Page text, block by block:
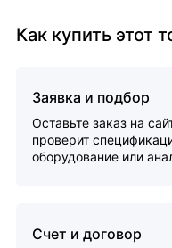
Как купить этот
Заявка и подбор
Оставьте заказ на
проверит
оборудование или
Счет и договор